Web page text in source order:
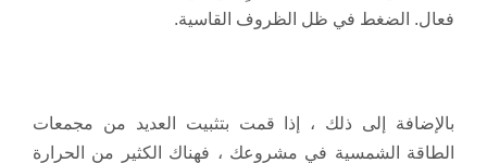
فعال. الضغط في ظل الظروف القاسية.
بالإضافة إلى ذلك ، إذا قمت بتثبيت العديد من مجمعات
الطاقة الشمسية في مشروعك ، فهناك الكثير من الحرارة